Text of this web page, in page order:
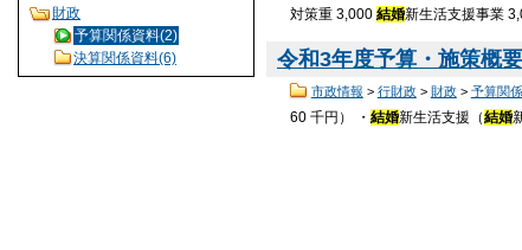
財政
予算関係資料(2)
決算関係資料(6)
対策重 3,000結婚新生活支援事業
令和3年度予算・施策概
市政情報 > 行財政> 財政> 予算関
60 千円） ・結婚新生活支援（結婚